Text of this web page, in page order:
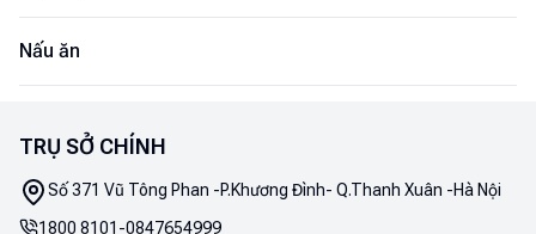
Nấu ăn
TRỤ SỞ CHÍNH
Số 371 Vũ Tông Phan -P.Khương Đình- Q.Thanh Xuân -Hà Nội
1800 8101 -0847654999